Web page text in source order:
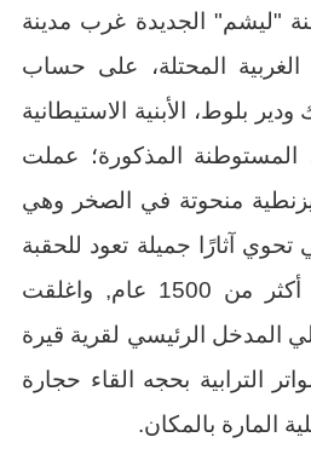
"ليشم" الجديدة غرب مدينة
المحتلة، على حساب
بلوط، الأبنية الاستيطانية
المستوطنة المذكورة؛ عملت
منحوتة في الصخر وهي
آثارًا جميلة تعود للحقبة
التاريخية القديمة قبل أكثر من 1500 عام, واغلقت
المدخل الرئيسي لقرية قيرة
الترابية بحجه القاء حجارة
المارة بالمكان.